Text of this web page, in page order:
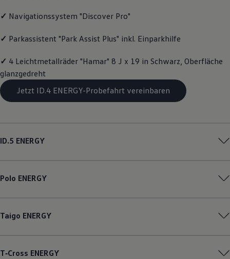
Räder und Reifen
Economy Service
Volkswagen Teile
Modellspezifisches Zubehör
Transport
Entertainment und Elektronik
Individualisieren
✓ Navigationssystem "Discover Pro"
✓ Parkassistent "Park Assist Plus" inkl. Einparkhilfe
✓ 4 Leichtmetallräder "Hamar" 8 J x 19 in Schwarz, Oberfläche
glanzgedreht
Jetzt ID.4 ENERGY-Probefahrt vereinbaren
ID.5 ENERGY
Polo ENERGY
Taigo ENERGY
T‑Cross ENERGY